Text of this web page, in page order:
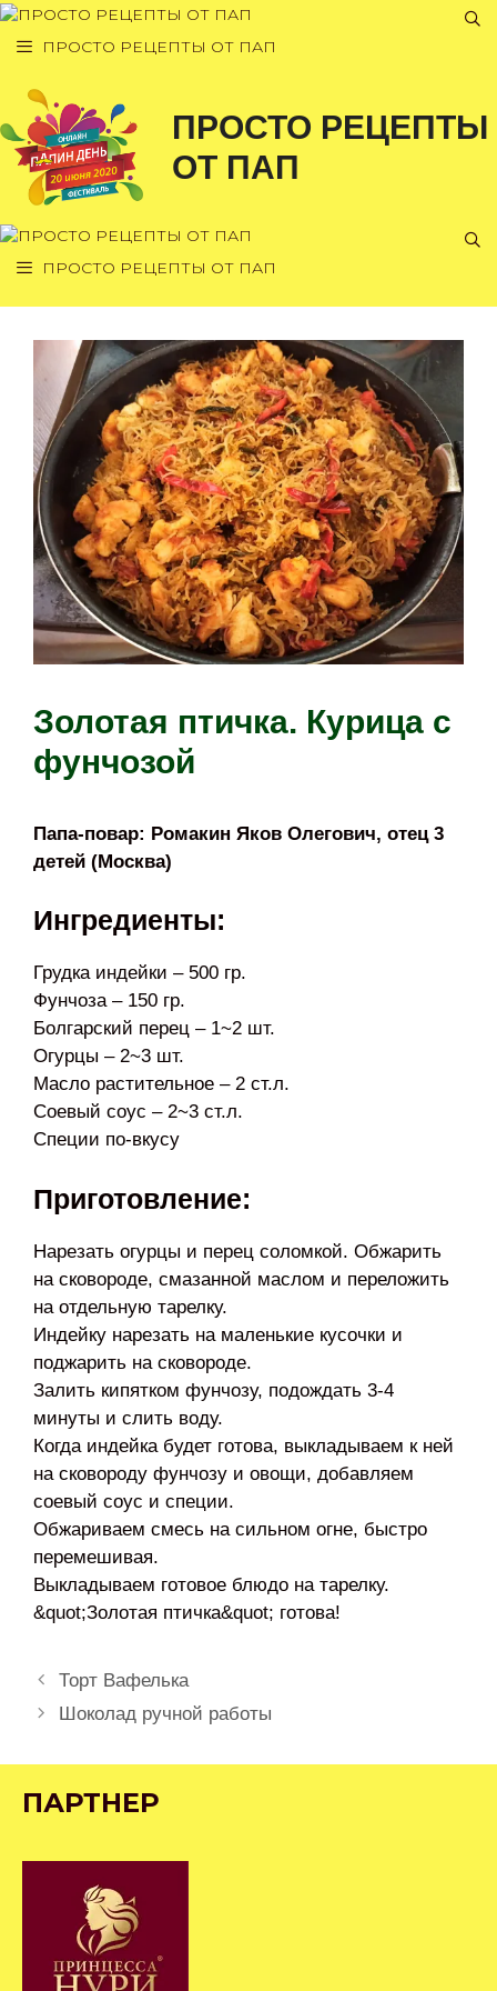
Перейти
ПРОСТО РЕЦЕПТЫ ОТ ПАП
ПРОСТО РЕЦЕПТЫ
ОТ ПАП
ПРОСТО РЕЦЕПТЫ ОТ ПАП
Золотая птичка. Курица с
фунчозой
Папа-повар: Ромакин Яков Олегович, отец 3
детей (Москва)
Ингредиенты:
Грудка индейки – 500 гр.
Фунчоза – 150 гр.
Болгарский перец – 1~2 шт.
Огурцы – 2~3 шт.
Масло растительное – 2 ст.л.
Соевый соус – 2~3 ст.л.
Специи по-вкусу
Приготовление:
Нарезать огурцы и перец соломкой. Обжарить
на сковороде, смазанной маслом и переложить
на отдельную тарелку.
Индейку нарезать на маленькие кусочки и
поджарить на сковороде.
Залить кипятком фунчозу, подождать 3-4
минуты и слить воду.
Когда индейка будет готова, выкладываем к ней
на сковороду фунчозу и овощи, добавляем
соевый соус и специи.
Обжариваем смесь на сильном огне, быстро
перемешивая.
Выкладываем готовое блюдо на тарелку.
&quot;Золотая птичка&quot; готова!
Навигация
записи
Торт Вафелька
Шоколад ручной работы
ПАРТНЕР